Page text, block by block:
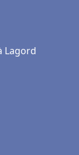
Lagord